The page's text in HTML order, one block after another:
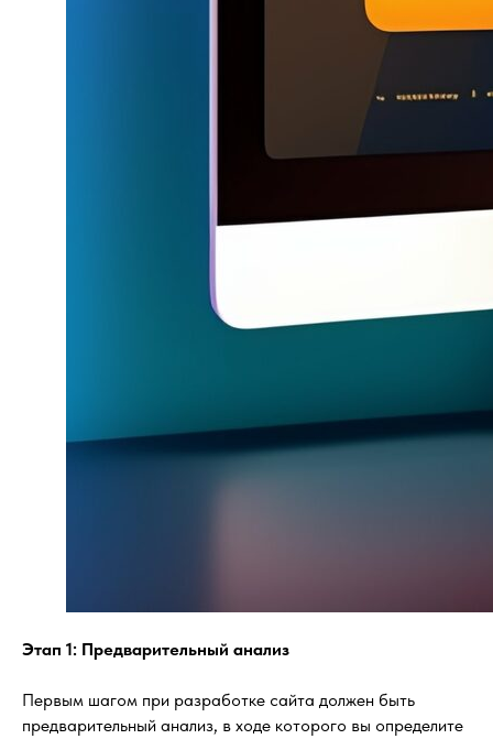
Этап 1: Предварительный анализ
Первым шагом при разработке сайта должен быть
предварительный анализ, в ходе которого вы определите